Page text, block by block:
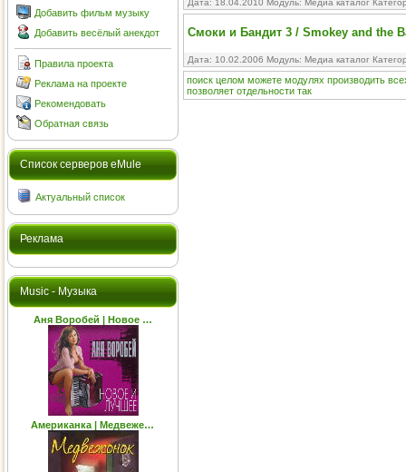
Добавить фильм музыку
Добавить весёлый анекдот
Правила проекта
Реклама на проекте
Рекомендовать
Обратная связь
Cписок серверов eMule
Актуальный список
Реклама
Music - Музыка
Аня Воробей | Новое …
Американка | Медвеже…
Дата: 18.04.2010 Модуль: Медиа каталог
Смоки и Бандит 3 / Smokey and the
Дата: 10.02.2006 Модуль: Медиа каталог
поиск целом можете модулях производить
позволяет отдельности так